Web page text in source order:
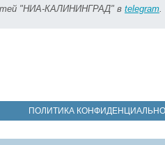
"НИА-КАЛИНИНГРАД" в telegram
ПОЛИТИКА